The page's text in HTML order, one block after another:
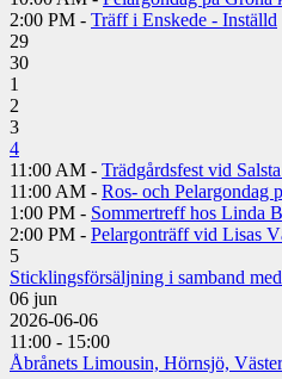
2:00 PM - Träff i Enskede - Inställd
29
30
1
2
3
4
11:00 AM - Trädgårdsfest vid
11:00 AM - Ros- och Pelargondag
1:00 PM - Sommertreff hos Linda
2:00 PM - Pelargonträff vid Lisas
5
Sticklingsförsäljning i samband
06 jun
2026-06-06
11:00 - 15:00
Åbrånets Limousin, Hörnsjö,